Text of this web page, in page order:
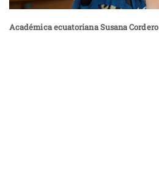
Académica ecuatoriana Susana Cordero